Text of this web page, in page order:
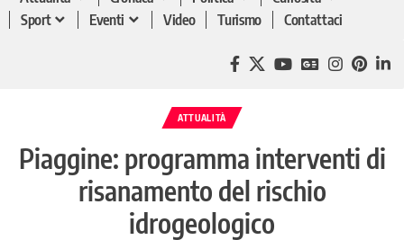
Sport
Eventi Video Turismo Contattaci
ATTUALITÀ
Piaggine: programma interventi di
risanamento del rischio
idrogeologico